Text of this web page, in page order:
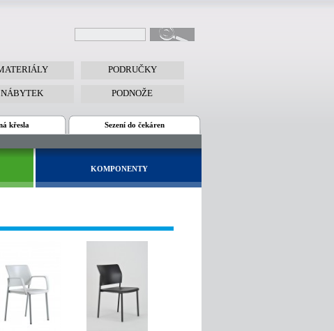
PODRUČKY
NÁBYTEK PODNOŽE
křesla Sezení do čekáren
KOMPONENTY